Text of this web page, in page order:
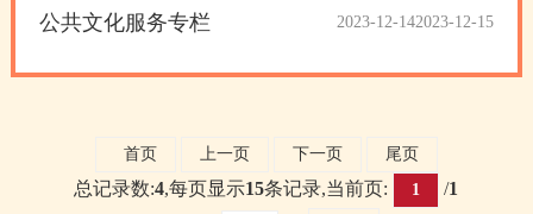
2023-12-15
公共文化服务专栏 2023-12-14
首页 上一页 下一页 尾页
总记录数:4,每页显示15条记录,当前页: 1 /1